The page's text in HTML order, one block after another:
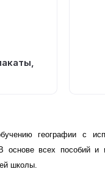
географии с
основе всех пособий и
школы.